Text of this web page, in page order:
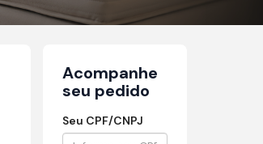
Acompanhe
seu pedido
Seu CPF/CNPJ